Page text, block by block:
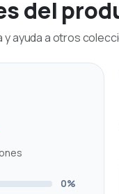
del
ayuda a otros
0%